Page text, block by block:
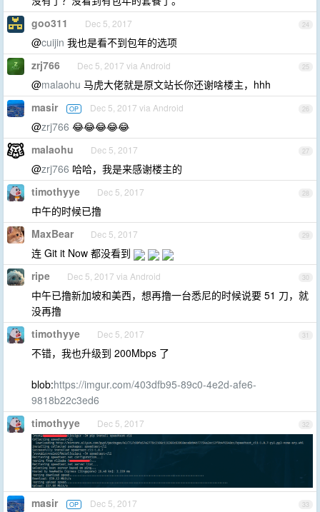
24
goo311 Dec 5, 2017
@cuijin 我也是看不到包年的选项
25
zrj766 Dec 5, 2017 via Android
@malaohu 马虎大佬就是原文站长你还谢啥楼主，hhh
26
masir OP Dec 5, 2017 via Android
@zrj766 😂😂😂😂😂
27
malaohu Dec 5, 2017
@zrj766 哈哈，我是来感谢楼主的
28
timothyye Dec 5, 2017
中午的时候已撸
29
MaxBear Dec 5, 2017
连 Git it Now 都没看到
30
ripe Dec 5, 2017 via Android
中午已撸新加坡和美西，想再撸一台悉尼的时候说要 51 刀，就
没再撸
31
timothyye Dec 5, 2017
不错，我也升级到 200Mbps 了
blob:https://imgur.com/403dfb95-89c0-4e2d-afe6-
9818b22c3ed6
32
timothyye Dec 5, 2017
33
masir OP Dec 5, 2017